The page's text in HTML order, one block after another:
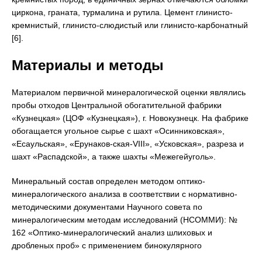
циркона, граната, турмалина и рутила. Цемент глинисто-
кремнистый, глинисто-слюдистый или глинисто-карбонатный
[6].
Материалы и методы
Материалом первичной минералогической оценки являлись
пробы отходов Центральной обогатительной фабрики
«Кузнецкая» (ЦОФ «Кузнецкая»), г. Новокузнецк. На фабрике
обогащается угольное сырье с шахт «Осинниковская»,
«Есаульская», «Ерунаков-ская-VIII», «Усковская», разреза и
шахт «Распадской», а также шахты «Межегейуголь».
Минеральный состав определен методом оптико-
минералогического анализа в соответствии с нормативно-
методическими документами Научного совета по
минералогическим методам исследований (НСОММИ): №
162 «Оптико-минералогический анализ шлиховых и
дробленых проб» с применением бинокулярного